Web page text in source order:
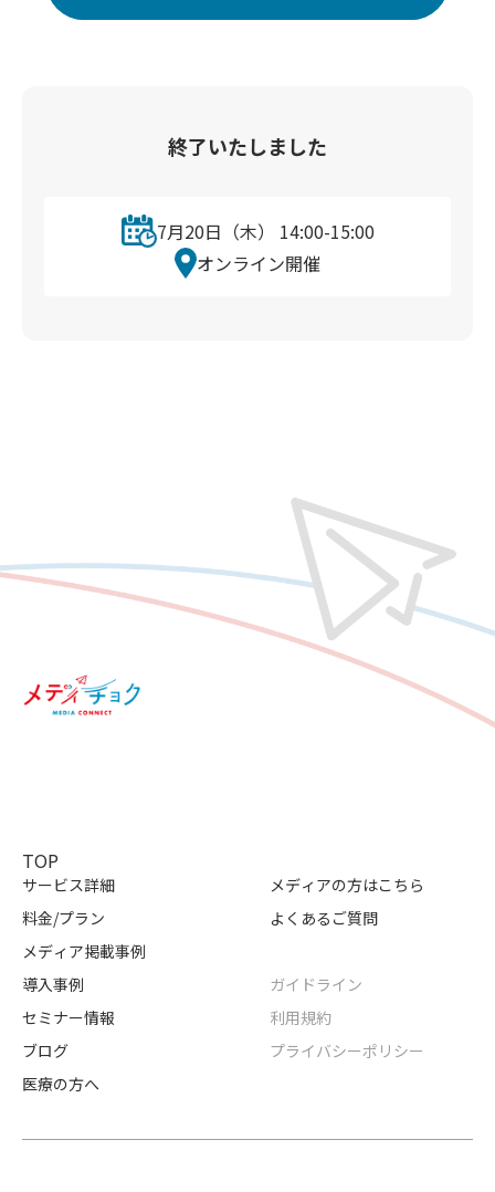
終了いたしました
7月20日（木） 14:00-15:00
オンライン開催
TOP
サービス詳細
料金/プラン
メディア掲載事例
導入事例
セミナー情報
ブログ
医療の方へ
メディアの方はこちら
よくあるご質問
ガイドライン
利用規約
プライバシーポリシー